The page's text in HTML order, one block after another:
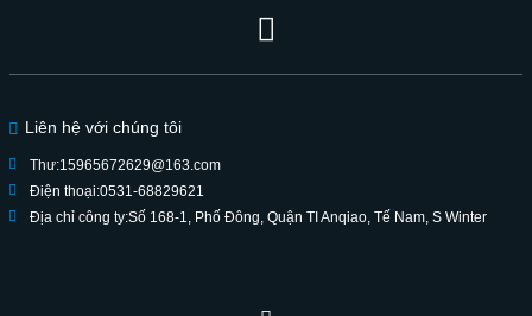
Liên hệ với chúng tôi
Thư:15965672629@163.com
Điện thoại:0531-68829621
Địa chỉ công ty:Số 168-1, Phố Đông, Quận TI Anqiao, Tế Nam, S Winter